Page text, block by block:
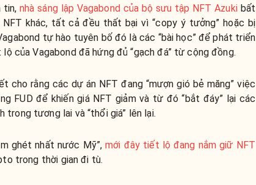
tin,nhà sáng lập Vagabond của bộ sưu tập NFT Azukibất
khác, tất cả đều thất bại vì “copy ý tưởng” hoặc bị
tự hào tuyên bố đó là các “bài học” để phát triển
của Vagabond đã hứng đủ “gạch đá” từ cộng đồng.
cho rằng các dự án NFT đang “mượn gió bẻ măng” việc
FUD để khiến giá NFT giảm và từ đó “bắt đáy” lại các
trong tương lai và “thổi giá” lên lại.
ghét nhất nước Mỹ”,mới đây tiết lộ đang nắm giữ NFT
trong thời gian đi tù.